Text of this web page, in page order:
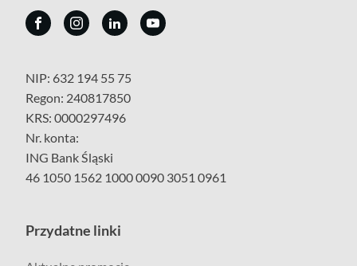
NIP: 632 194 55 75
Regon: 240817850
KRS: 0000297496
Nr. konta:
ING Bank Śląski
46 1050 1562 1000 0090 3051 0961
Przydatne linki